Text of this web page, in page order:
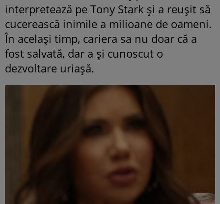
interpretează pe Tony Stark și a reușit să
cucerească inimile a milioane de oameni.
În același timp, cariera sa nu doar că a
fost salvată, dar a și cunoscut o
dezvoltare uriașă.